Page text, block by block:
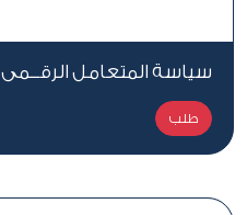
سياسة المتعامل الرقــمي
طلب